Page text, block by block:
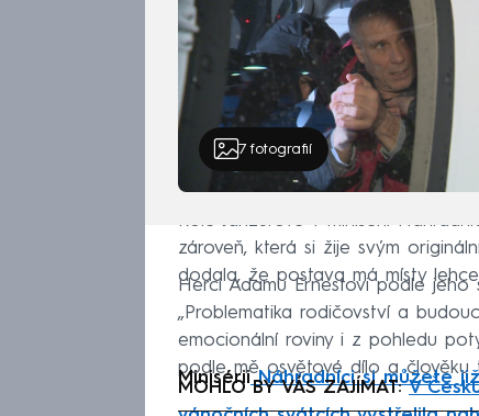
7 fotografií
Role Janžurové v minisérii
zároveň, která si žije svým
dodala, že postava má místy
Herci Adamu Ernestovi podle
„Problematika rodičovství a
emocionální roviny i z pohledu
podle mě osvětové dílo a člověku
MinisériiNáhradníci si můžete
MOHLO BY VÁS ZAJÍMAT:V